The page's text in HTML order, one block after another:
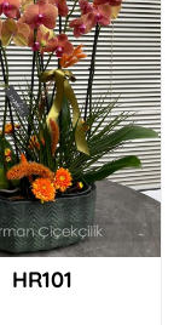
HR101